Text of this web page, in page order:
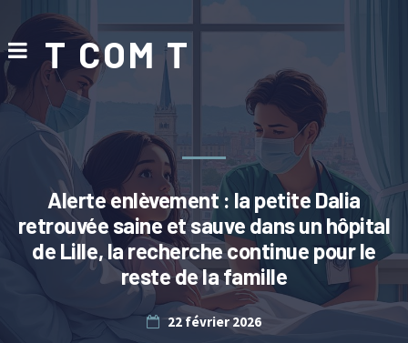
T COM T
Alerte enlèvement : la petite Dalia
retrouvée saine et sauve dans un hôpital
de Lille, la recherche continue pour le
reste de la famille
22 février 2026